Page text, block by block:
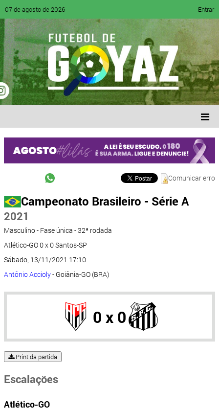
07 de agosto de 2026 Entrar
Comunicar erro
Campeonato Brasileiro - Série A
2021
Masculino - Fase única - 32ª rodada
Atlético-GO 0 x 0 Santos-SP
Sábado, 13/11/2021 17:10
Antônio Accioly- Goiânia-GO (BRA)
0 x 0
Print da partida
Escalações
Atlético-GO